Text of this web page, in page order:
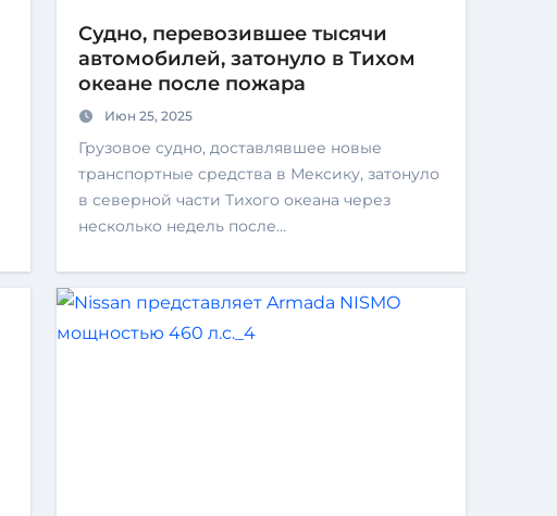
Судно, перевозившее тысячи
автомобилей, затонуло в Тихом
океане после пожара
Июн 25, 2025
Грузовое судно, доставлявшее новые
транспортные средства в Мексику, затонуло
в северной части Тихого океана через
несколько недель после…